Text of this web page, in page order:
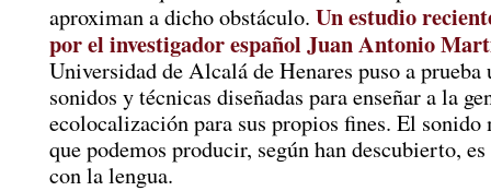
aproximan a dicho obstáculo. Un estudio
por el investigador español Juan Antonio
Universidad de Alcalá de Henares puso a prueba
sonidos y técnicas diseñadas para enseñar a la
ecolocalización para sus propios fines. El sonido
que podemos producir, según han descubierto,
con la lengua.